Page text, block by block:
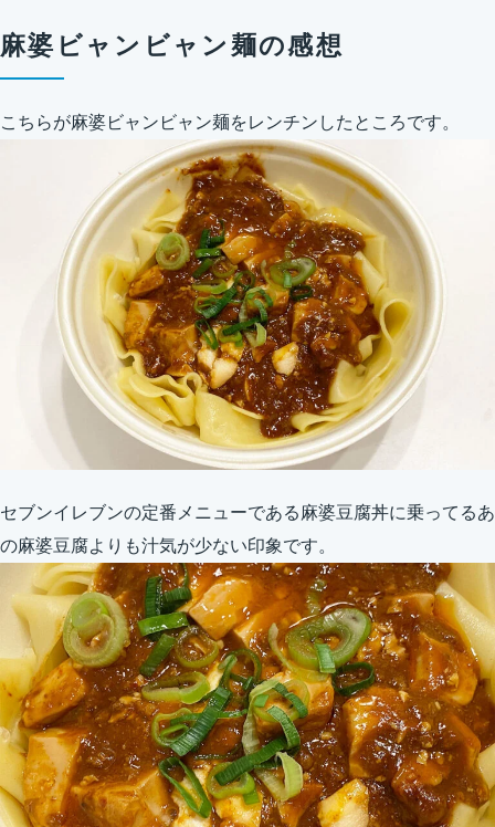
麻婆ビャンビャン麺の感想
こちらが麻婆ビャンビャン麺をレンチンしたところです。
セブンイレブンの定番メニューである麻婆豆腐丼に乗ってるあ
の麻婆豆腐よりも汁気が少ない印象です。